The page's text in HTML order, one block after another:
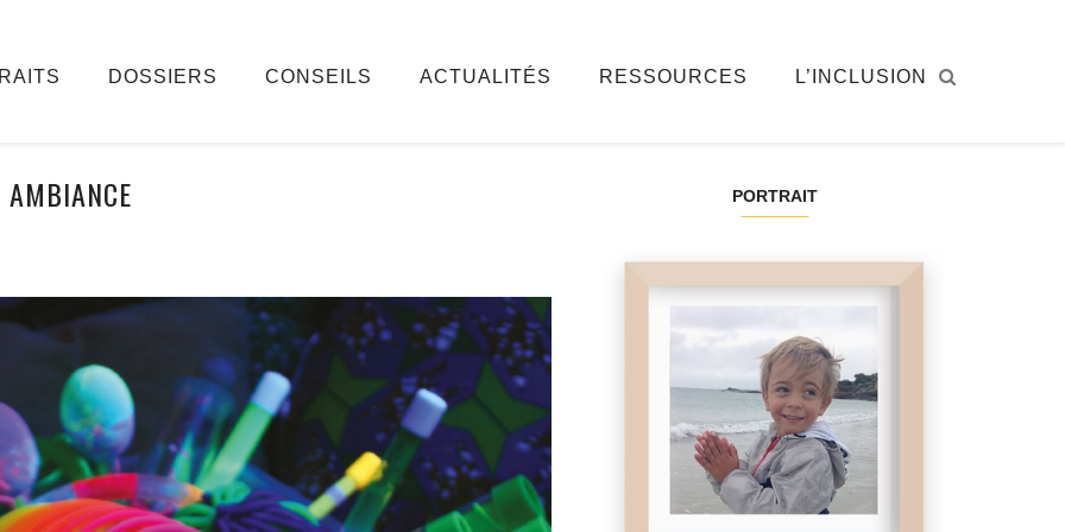
DOSSIERS CONSEILS ACTUALITÉS RESSOURCES L’INCLUSION
AMBIANCE PORTRAIT